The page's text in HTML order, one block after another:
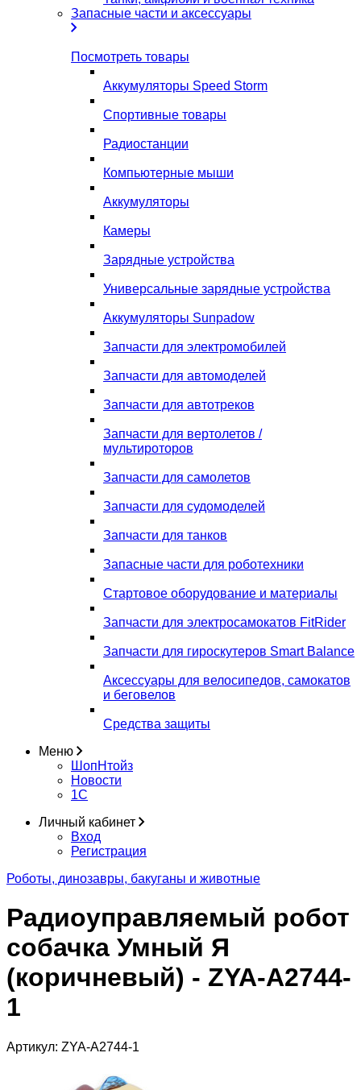
Запасные части и аксессуары
Посмотреть товары
Аккумуляторы Speed Storm
Спортивные товары
Радиостанции
Компьютерные мыши
Аккумуляторы
Камеры
Зарядные устройства
Универсальные зарядные устройства
Аккумуляторы Sunpadow
Запчасти для электромобилей
Запчасти для автомоделей
Запчасти для автотреков
Запчасти для вертолетов /
мультироторов
Запчасти для самолетов
Запчасти для судомоделей
Запчасти для танков
Запасные части для роботехники
Стартовое оборудование и материалы
Запчасти для электросамокатов FitRider
Запчасти для гироскутеров Smart Balance
Аксессуары для велосипедов, самокатов
и беговелов
Средства защиты
Меню
ШопНтойз
Новости
1C
Личный кабинет
Вход
Регистрация
Роботы, динозавры, бакуганы и животные
Радиоуправляемый робот
собачка Умный Я
(коричневый) - ZYA-A2744-
1
Артикул: ZYA-A2744-1